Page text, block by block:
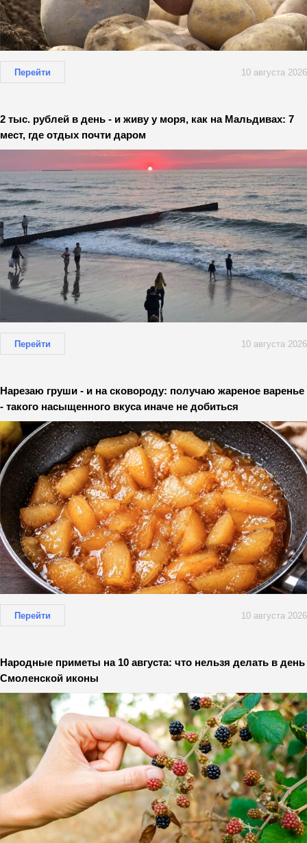
Перейти 10 августа 2026
2 тыс. рублей в день - и живу у моря, как на Мальдивах: 7
мест, где отдых почти даром
Перейти 10 августа 2026
Нарезаю груши - и на сковороду: получаю жареное варенье
- такого насыщенного вкуса иначе не добиться
Перейти 10 августа 2026
Народные приметы на 10 августа: что нельзя делать в день
Смоленской иконы